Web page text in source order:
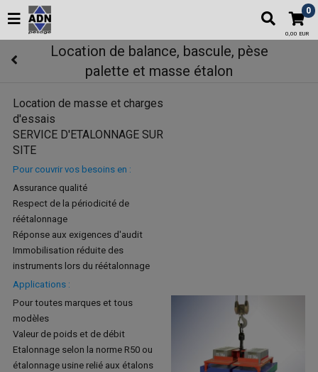
0
0,00 EUR
Location de balance, bascule, pèse
palette et masse étalon
Location de masse et charges
d'essais
SERVICE D'ETALONNAGE SUR
SITE
Pour couvrir vos besoins en :
Assurance qualité
Respect de la périodicité de
réétalonnage
Réponse aux exigences d'audit
Immobilisation réduite des
instruments lors du réétalonnage
Applications :
Pour toutes marques et tous
modèles
Valeur de poids et de débit
Etalonnage selon la norme R50 ou
étalonnage usine relié aux étalons